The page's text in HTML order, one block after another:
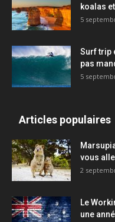
koalas
5
Surf trip
pas
5
Articles populaires
vous
2
Le
une